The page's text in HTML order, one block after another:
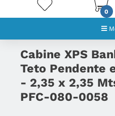
0
Cabine XPS
Teto Pendente
- 2,35 x 2,35
PFC-080-0058